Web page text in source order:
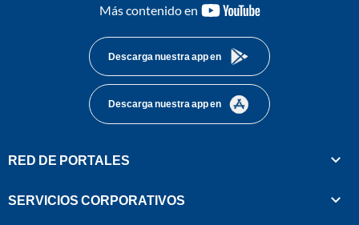
Más contenido en
youtube-
Descarga nuestra app en
Descarga nuestra app en
RED DE PORTALES
SERVICIOS CORPORATIVOS